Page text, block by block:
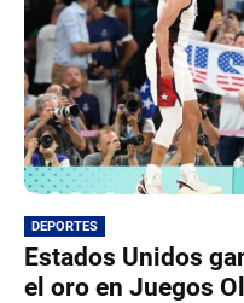
DEPORTES
Estados Unidos
el oro en Juegos